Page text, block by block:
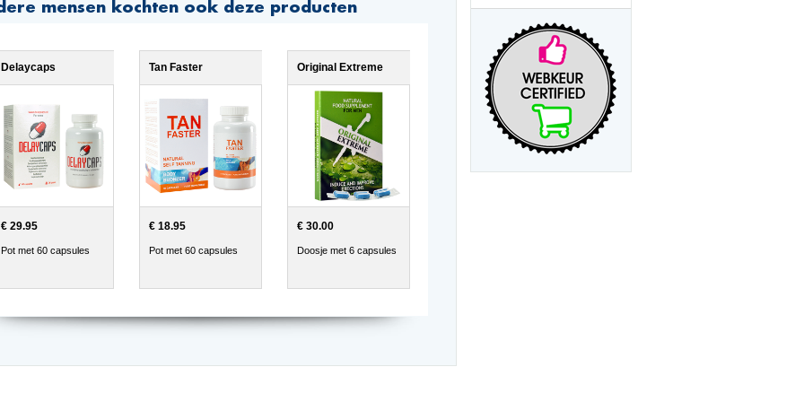
mensen kochten ook deze producten
Delaycaps
€ 29.95
Pot met 60 capsules
Tan Faster
€ 18.95
Pot met 60 capsules
Original Extreme
€ 30.00
Doosje met 6 capsules